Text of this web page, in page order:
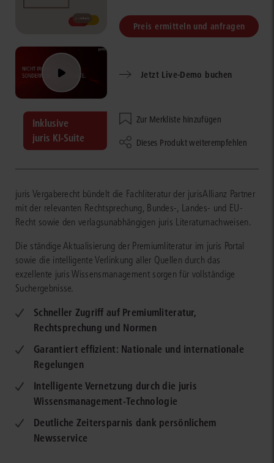
Inklusive
juris KI-Suite
juris Vergaberecht bündelt die Fachliteratur der jurisAllianz Partner
mit der relevanten Rechtsprechung, Bundes-, Landes- und EU-
Recht sowie den verlagsunabhängigen juris Literaturnachweisen.
Die ständige Aktualisierung der Premiumliteratur im juris Portal
sowie die intelligente Verlinkung aller Quellen durch das
exzellente juris Wissensmanagement sorgen für vollständige
Suchergebnisse.
Schneller Zugriff auf Premiumliteratur,
Rechtsprechung und Normen
Garantiert effizient: Nationale und internationale
Regelungen
Intelligente Vernetzung durch die juris
Wissensmanagement-Technologie
Deutliche Zeitersparnis dank persönlichem
Newsservice
Preis ermitteln und anfragen
Zur Merkliste hinzufügen
Dieses Produkt weiterempfehlen
Jetzt Live-Demo buchen